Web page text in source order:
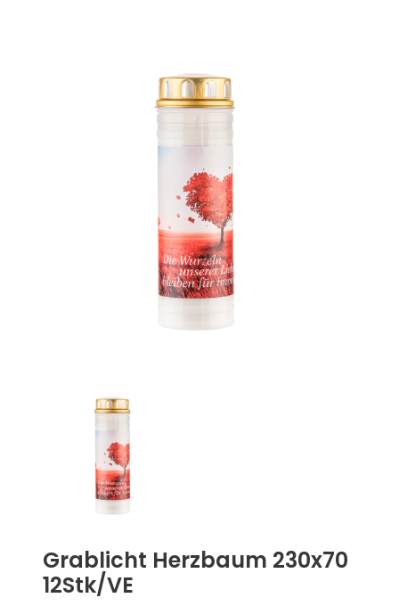
Grablicht Herzbaum 230x70
12Stk/VE